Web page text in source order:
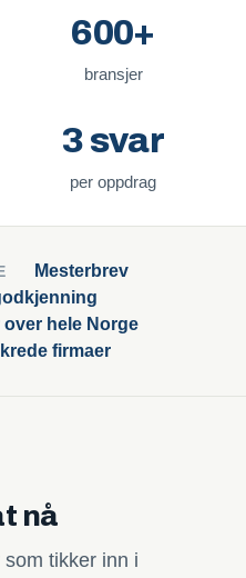
600+
bransjer
3 svar
per oppdrag
Mesterbrev
hele Norge
firmaer
nå
tikker inn i